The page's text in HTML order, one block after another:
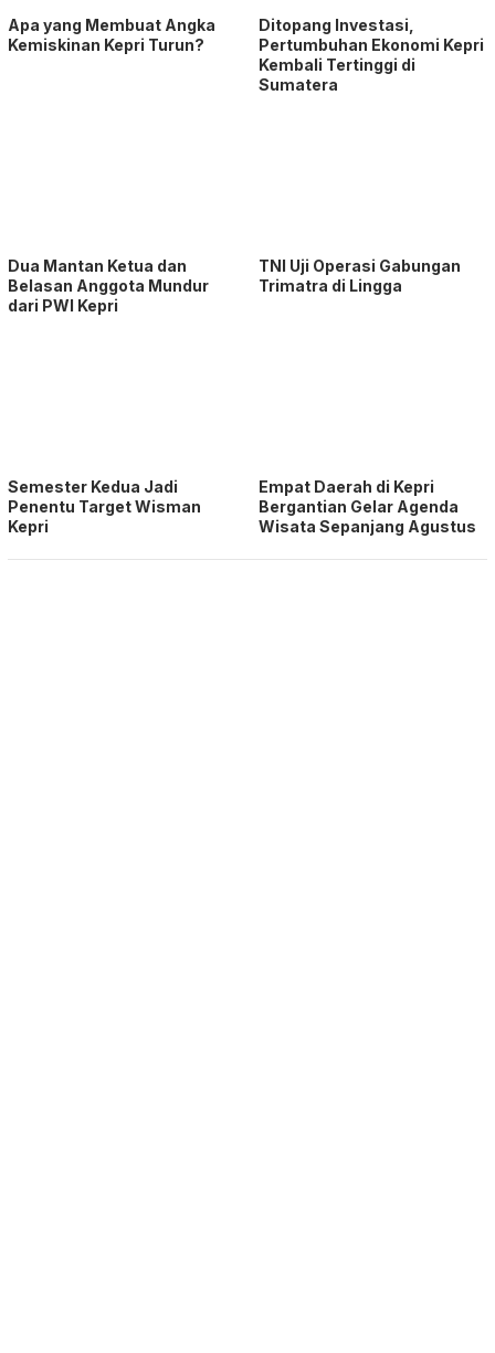
Apa yang Membuat Angka
Kemiskinan Kepri Turun?
Ditopang Investasi,
Pertumbuhan Ekonomi Kepri
Kembali Tertinggi di
Sumatera
Dua Mantan Ketua dan
Belasan Anggota Mundur
dari PWI Kepri
TNI Uji Operasi Gabungan
Trimatra di Lingga
Semester Kedua Jadi
Penentu Target Wisman
Kepri
Empat Daerah di Kepri
Bergantian Gelar Agenda
Wisata Sepanjang Agustus